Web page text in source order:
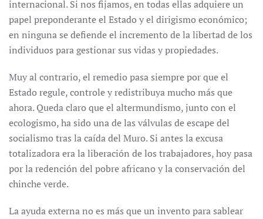
internacional. Si nos fijamos, en todas ellas adquiere un
papel preponderante el Estado y el dirigismo económico;
en ninguna se defiende el incremento de la libertad de los
individuos para gestionar sus vidas y propiedades.
Muy al contrario, el remedio pasa siempre por que el
Estado regule, controle y redistribuya mucho más que
ahora. Queda claro que el altermundismo, junto con el
ecologismo, ha sido una de las válvulas de escape del
socialismo tras la caída del Muro. Si antes la excusa
totalizadora era la liberación de los trabajadores, hoy pasa
por la redención del pobre africano y la conservación del
chinche verde.
La ayuda externa no es más que un invento para sablear